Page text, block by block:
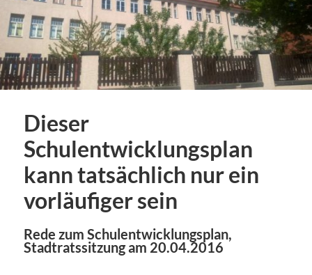
Dieser
Schulentwicklungsplan
kann tatsächlich nur ein
vorläufiger sein
Rede zum Schulentwicklungsplan,
Stadtratssitzung am 20.04.2016